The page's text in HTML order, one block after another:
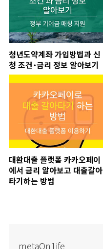
청년도약계좌 가입방법과 신
청 조건･금리 정보 알아보기
대환대출 플랫폼 카카오페이
에서 금리 알아보고 대출갈아
타기하는 방법
metaOn1ife